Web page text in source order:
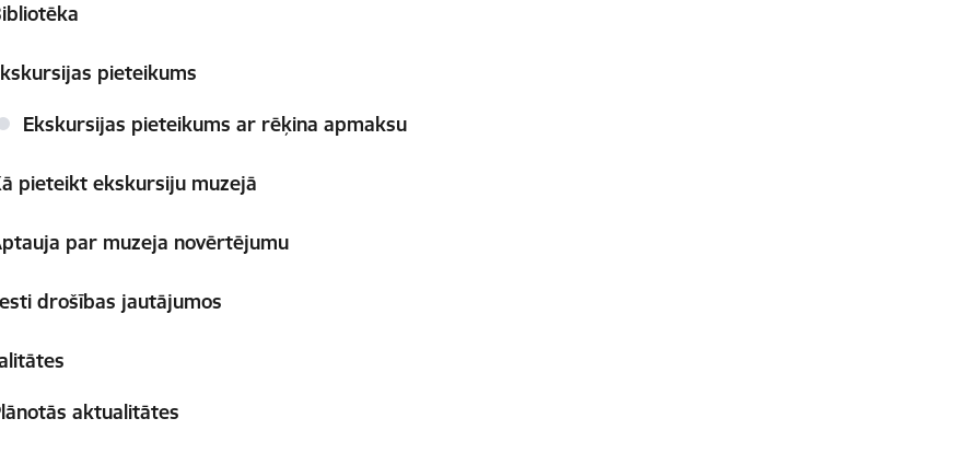
pieteikums
Ekskursijas pieteikums ar rēķina apmaksu
pieteikt ekskursiju muzejā
par muzeja novērtējumu
drošības jautājumos
aktualitātes